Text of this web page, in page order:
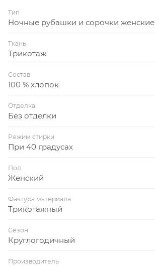
Тип
Ночные рубашки и сорочки женские
Ткань
Трикотаж
Состав
100 % хлопок
Отделка
Без отделки
Режим стирки
При 40 градусах
Пол
Женский
Фактура материала
Трикотажный
Сезон
Круглогодичный
Производитель